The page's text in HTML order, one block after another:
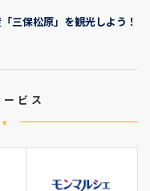
三保松原」を観光しよう！
ビス